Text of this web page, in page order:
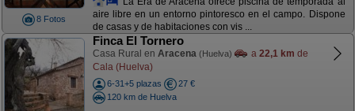
8 Fotos
aire libre en un entorno pintoresco en el campo. Dispone
de casas y de habitaciones con vis ...
Finca El Tornero
Casa Rural en Aracena (Huelva) a 22,1 km de
Cala (Huelva)
6-31+5 plazas
27 €
120 km de Huelva